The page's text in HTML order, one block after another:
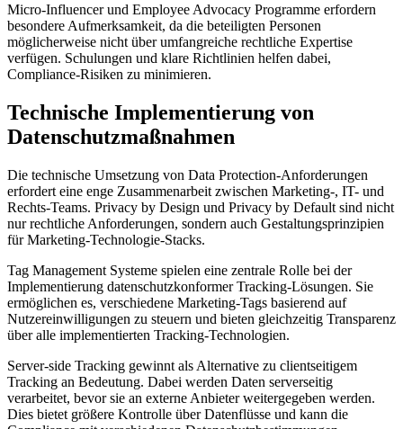
Micro-Influencer und Employee Advocacy Programme erfordern
besondere Aufmerksamkeit, da die beteiligten Personen
möglicherweise nicht über umfangreiche rechtliche Expertise
verfügen. Schulungen und klare Richtlinien helfen dabei,
Compliance-Risiken zu minimieren.
Technische Implementierung von
Datenschutzmaßnahmen
Die technische Umsetzung von Data Protection-Anforderungen
erfordert eine enge Zusammenarbeit zwischen Marketing-, IT- und
Rechts-Teams. Privacy by Design und Privacy by Default sind nicht
nur rechtliche Anforderungen, sondern auch Gestaltungsprinzipien
für Marketing-Technologie-Stacks.
Tag Management Systeme spielen eine zentrale Rolle bei der
Implementierung datenschutzkonformer Tracking-Lösungen. Sie
ermöglichen es, verschiedene Marketing-Tags basierend auf
Nutzereinwilligungen zu steuern und bieten gleichzeitig Transparenz
über alle implementierten Tracking-Technologien.
Server-side Tracking gewinnt als Alternative zu clientseitigem
Tracking an Bedeutung. Dabei werden Daten serverseitig
verarbeitet, bevor sie an externe Anbieter weitergegeben werden.
Dies bietet größere Kontrolle über Datenflüsse und kann die